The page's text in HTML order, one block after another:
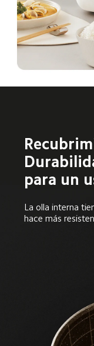
para un
La olla interna
hace más